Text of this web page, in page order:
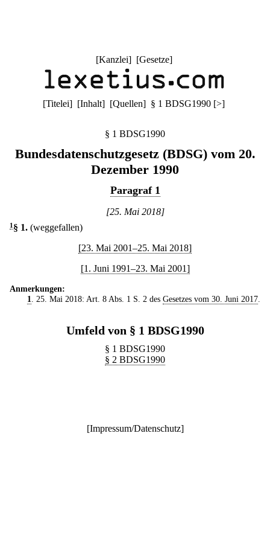
[Kanzlei] [Gesetze]
[Titelei] [Inhalt] [Quellen] § 1 BDSG1990 [>]
§ 1 BDSG1990
Bundesdatenschutzgesetz (BDSG) vom 20.
Dezember 1990
Paragraf 1
[25. Mai 2018]
1 § 1. (weggefallen)
[23. Mai 2001–25. Mai 2018]
[1. Juni 1991–23. Mai 2001]
Anmerkungen:
1
. 25. Mai 2018: Art. 8 Abs. 1 S. 2 des Gesetzes vom 30. Juni 2017.
Umfeld von § 1 BDSG1990
§ 1 BDSG1990
§ 2 BDSG1990
[Impressum/Datenschutz]